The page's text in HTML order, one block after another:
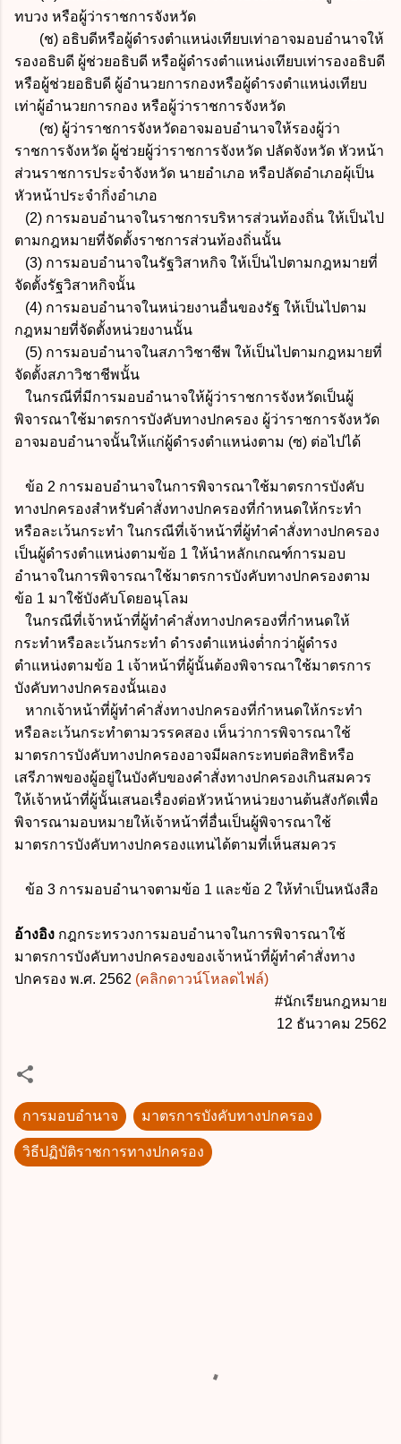
ทบวง หรือผู้ว่าราชการจังหวัด
(ช) อธิบดีหรือผู้ดำรงตำแหน่งเทียบเท่าอาจมอบอำนาจให้
รองอธิบดี ผู้ช่วยอธิบดี หรือผู้ดำรงตำแหน่งเทียบเท่ารองอธิบดี
หรือผู้ช่วยอธิบดี ผู้อำนวยการกองหรือผู้ดำรงตำแหน่งเทียบ
เท่าผู้อำนวยการกอง หรือผู้ว่าราชการจังหวัด
(ซ) ผู้ว่าราชการจังหวัดอาจมอบอำนาจให้รองผู้ว่า
ราชการจังหวัด ผู้ช่วยผู้ว่าราชการจังหวัด ปลัดจังหวัด หัวหน้า
ส่วนราชการประจำจังหวัด นายอำเภอ หรือปลัดอำเภอผุ้เป็น
หัวหน้าประจำกิ่งอำเภอ
(2) การมอบอำนาจในราชการบริหารส่วนท้องถิ่น ให้เป็นไป
ตามกฎหมายที่จัดตั้งราชการส่วนท้องถิ่นนั้น
(3) การมอบอำนาจในรัฐวิสาหกิจ ให้เป็นไปตามกฎหมายที่
จัดตั้งรัฐวิสาหกิจนั้น
(4) การมอบอำนาจในหน่วยงานอื่นของรัฐ ให้เป็นไปตาม
กฎหมายที่จัดตั้งหน่วยงานนั้น
(5) การมอบอำนาจในสภาวิชาชีพ ให้เป็นไปตามกฎหมายที่
จัดตั้งสภาวิชาชีพนั้น
ในกรณีที่มีการมอบอำนาจให้ผู้ว่าราชการจังหวัดเป็นผู้
พิจารณาใช้มาตรการบังคับทางปกครอง ผู้ว่าราชการจังหวัด
อาจมอบอำนาจนั้นให้แก่ผู้ดำรงตำแหน่งตาม (ซ) ต่อไปได้
ข้อ 2 การมอบอำนาจในการพิจารณาใช้มาตรการบังคับ
ทางปกครองสำหรับคำสั่งทางปกครองที่กำหนดให้กระทำ
หรือละเว้นกระทำ ในกรณีที่เจ้าหน้าที่ผู้ทำคำสั่งทางปกครอง
เป็นผู้ดำรงตำแหน่งตามข้อ 1 ให้นำหลักเกณฑ์การมอบ
อำนาจในการพิจารณาใช้มาตรการบังคับทางปกครองตาม
ข้อ 1 มาใช้บังคับโดยอนุโลม
ในกรณีที่เจ้าหน้าที่ผู้ทำคำสั่งทางปกครองที่กำหนดให้
กระทำหรือละเว้นกระทำ ดำรงตำแหน่งต่ำกว่าผู้ดำรง
ตำแหน่งตามข้อ 1 เจ้าหน้าที่ผู้นั้นต้องพิจารณาใช้มาตรการ
บังคับทางปกครองนั้นเอง
หากเจ้าหน้าที่ผู้ทำคำสั่งทางปกครองที่กำหนดให้กระทำ
หรือละเว้นกระทำตามวรรคสอง เห็นว่าการพิจารณาใช้
มาตรการบังคับทางปกครองอาจมีผลกระทบต่อสิทธิหรือ
เสรีภาพของผู้อยู่ในบังคับของคำสั่งทางปกครองเกินสมควร
ให้เจ้าหน้าที่ผู้นั้นเสนอเรื่องต่อหัวหน้าหน่วยงานต้นสังกัดเพื่อ
พิจารณามอบหมายให้เจ้าหน้าที่อื่นเป็นผู้พิจารณาใช้
มาตรการบังคับทางปกครองแทนได้ตามที่เห็นสมควร
ข้อ 3 การมอบอำนาจตามข้อ 1 และข้อ 2 ให้ทำเป็นหนังสือ
อ้างอิง กฎกระทรวงการมอบอำนาจในการพิจารณาใช้
มาตรการบังคับทางปกครองของเจ้าหน้าที่ผู้ทำคำสั่งทาง
ปกครอง พ.ศ. 2562 (คลิกดาวน์โหลดไฟล์)
#นักเรียนกฎหมาย
12 ธันวาคม 2562
การมอบอำนาจ มาตรการบังคับทางปกครอง
วิธีปฏิบัติราชการทางปกครอง